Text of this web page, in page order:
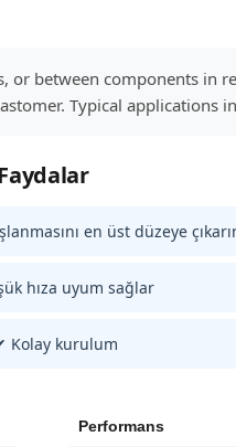
between components in
Typical applications
en üst düzeye
hıza uyum sağlar
Kolay kurulum
Performans